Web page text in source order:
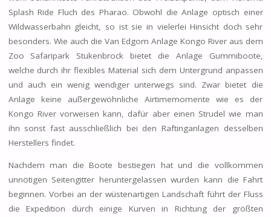
Splash Ride Fluch des Pharao. Obwohl die Anlage optisch einer
Wildwasserbahn gleicht, so ist sie in vielerlei Hinsicht doch sehr
besonders. Wie auch die Van Edgom Anlage Kongo River aus dem
Zoo Safaripark Stukenbrock bietet die Anlage Gummiboote,
welche durch ihr flexibles Material sich dem Untergrund anpassen
und auch ein wenig wendiger unterwegs sind. Zwar bietet die
Anlage keine außergewöhnliche Airtimemomente wie es der
Kongo River vorweisen kann, dafür aber einen Strudel wie man
ihn sonst fast ausschließlich bei den Raftinganlagen desselben
Herstellers findet.
Nachdem man die Boote bestiegen hat und die vollkommen
unnötigen Seitengitter heruntergelassen wurden kann die Fahrt
beginnen. Vorbei an der wüstenartigen Landschaft führt der Fluss
die Expedition durch einige Kurven in Richtung der größten